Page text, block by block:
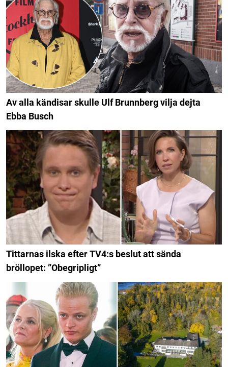
Av alla kändisar skulle Ulf Brunnberg vilja dejta
Ebba Busch
Tittarnas ilska efter TV4:s beslut att sända
bröllopet: ”Obegripligt”